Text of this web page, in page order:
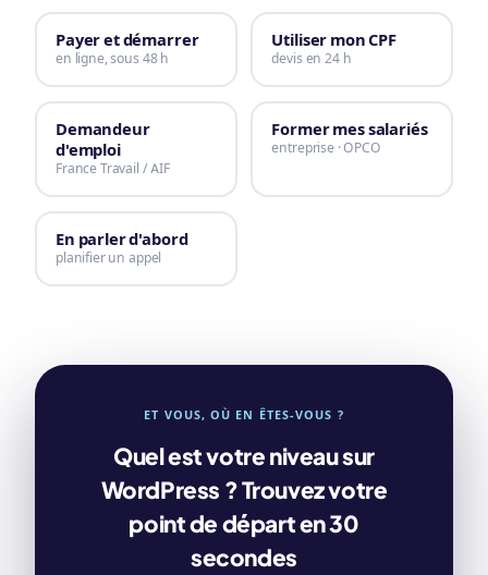
Payer et démarrer
en ligne, sous 48 h
Utiliser mon CPF
devis en 24 h
Demandeur
d'emploi
France Travail / AIF
Former mes salariés
entreprise · OPCO
En parler d'abord
planifier un appel
ET VOUS, OÙ EN ÊTES-VOUS ?
Quel est votre niveau sur
WordPress ? Trouvez votre
point de départ en 30
secondes